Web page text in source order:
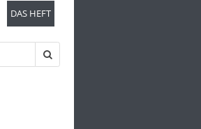
DAS HEFT